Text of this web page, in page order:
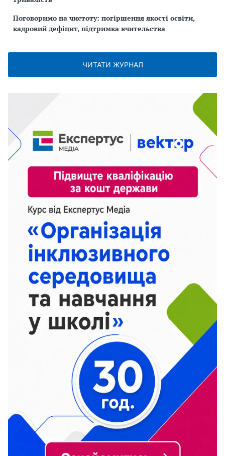
Поговоримо на чистоту: погіршення якості освіти,
кадровий дефіцит, підтримка вчительства
ЧИТАТИ ЖУРНАЛ